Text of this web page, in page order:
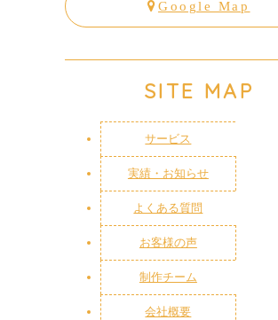
Google Map
SITE MAP
サービス
実績・お知らせ
よくある質問
お客様の声
制作チーム
会社概要